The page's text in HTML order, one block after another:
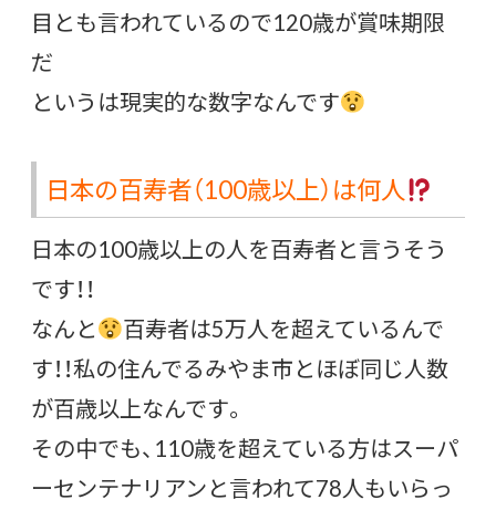
目とも言われているので120歳が賞味期限
だ
というは現実的な数字なんです
日本の百寿者（100歳以上）は何人
日本の100歳以上の人を百寿者と言うそう
です！！
なんと
百寿者は5万人を超えているんで
す！！私の住んでるみやま市とほぼ同じ人数
が百歳以上なんです。
その中でも、110歳を超えている方はスーパ
ーセンテナリアンと言われて78人もいらっ